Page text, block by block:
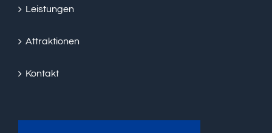
Leistungen
Attraktionen
Kontakt